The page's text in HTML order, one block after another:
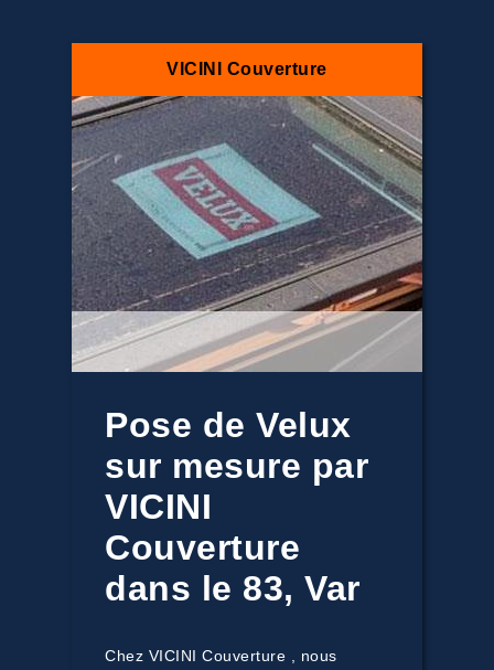
VICINI Couverture
Pose de Velux
sur mesure par
VICINI
Couverture
dans le 83, Var
Chez VICINI Couverture , nous